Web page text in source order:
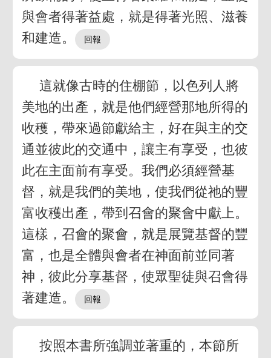
與會者得著益處，就是得著光照、滋養
和建造。
這就像古時的住棚節，以色列人將
美地的出產，就是他們經營那地所得的
收穫，帶來過節獻給主，好在與主的交
通並彼此的交通中，讓主有享受，也彼
此在主面前有享受。我們必須經營基
督，就是我們的美地，使我們從祂的豐
富收穫出產，帶到召會的聚會中獻上。
這樣，召會的聚會，就是展覽基督的豐
富，也是全體與會者在神面前並同著
神，彼此分享基督，使眾聖徒與召會得
著建造。
按照本書所強調並著重的，本節所